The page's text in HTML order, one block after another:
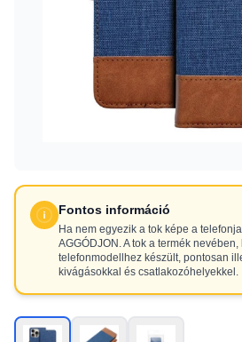
Fontos információ
Ha nem egyezik a tok képe a
AGGÓDJON. A tok a termék
telefonmodellhez készült, pontosan
kivágásokkal és csatlakozóhelyekkel.